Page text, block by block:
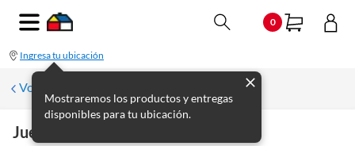
0
Ingresa tu ubicación
Mostraremos los productos y entregas
disponibles para tu ubicación.
Volver a Muebles de jardín
Juegos De Jardín